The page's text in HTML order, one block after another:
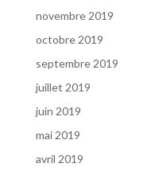
novembre 2019
octobre 2019
septembre 2019
juillet 2019
juin 2019
mai 2019
avril 2019